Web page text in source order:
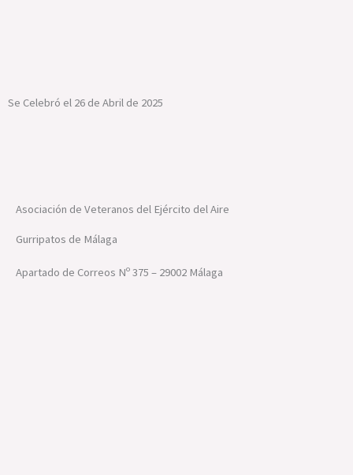
Se Celebró el 26 de Abril de 2025
Asociación de Veteranos del Ejército del Aire
Gurripatos de Málaga
Apartado de Correos Nº 375 – 29002 Málaga